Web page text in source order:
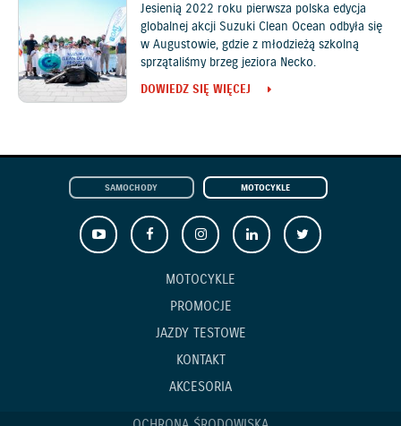
Jesienią 2022 roku pierwsza polska edycja
globalnej akcji Suzuki Clean Ocean odbyła się
w Augustowie, gdzie z młodzieżą szkolną
sprzątaliśmy brzeg jeziora Necko.
DOWIEDZ SIĘ WIĘCEJ
SAMOCHODY MOTOCYKLE
MOTOCYKLE
PROMOCJE
JAZDY TESTOWE
KONTAKT
AKCESORIA